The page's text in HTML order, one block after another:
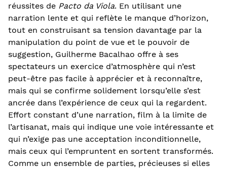
réussites de Pacto da Viola. En utilisant une
narration lente et qui reflète le manque d’horizon,
tout en construisant sa tension davantage par la
manipulation du point de vue et le pouvoir de
suggestion, Guilherme Bacalhao offre à ses
spectateurs un exercice d’atmosphère qui n’est
peut-être pas facile à apprécier et à reconnaître,
mais qui se confirme solidement lorsqu’elle s’est
ancrée dans l’expérience de ceux qui la regardent.
Effort constant d’une narration, film à la limite de
l’artisanat, mais qui indique une voie intéressante et
qui n’exige pas une acceptation inconditionnelle,
mais ceux qui l’empruntent en sortent transformés.
Comme un ensemble de parties, précieuses si elles